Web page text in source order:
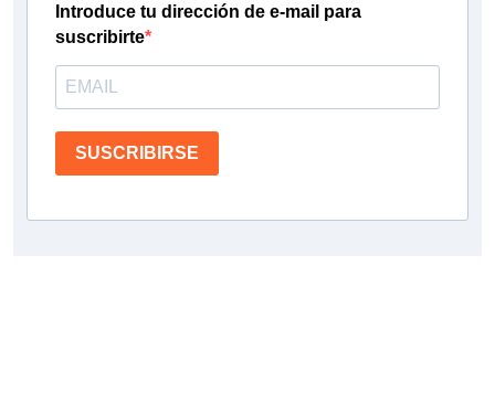
Introduce tu dirección de e-mail para
suscribirte
SUSCRIBIRSE